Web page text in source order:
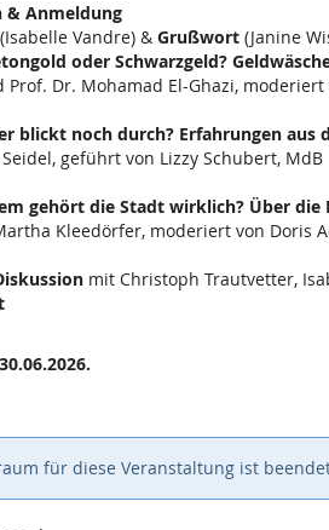
& Anmeldung
(Isabelle Vandre) & Grußwort (Janine
oder Schwarzgeld?
Dr. Mohamad El-Ghazi, moderiert
blickt noch durch? Erfahrungen aus
geführt von Lizzy Schubert, MdB
gehört die Stadt wirklich? Über
Kleedörfer, moderiert von Doris
mit Christoph Trautvetter,
für diese Veranstaltung ist